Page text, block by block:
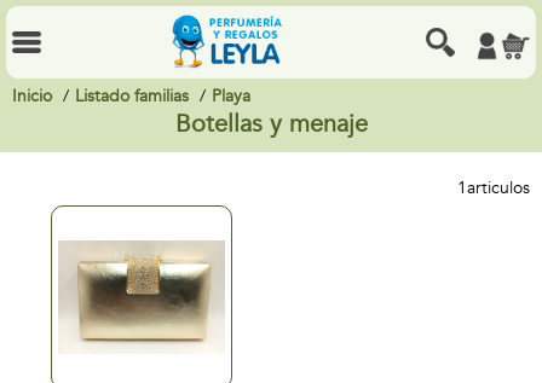
Inicio Listado familias Playa
Botellas y menaje
1articulos